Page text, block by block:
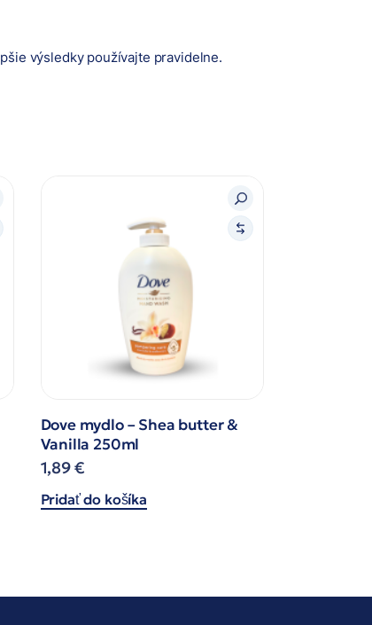
výsledky používajte pravidelne.
Dove mydlo – Shea butter &
Vanilla 250ml
1,89€
Pridať do košíka